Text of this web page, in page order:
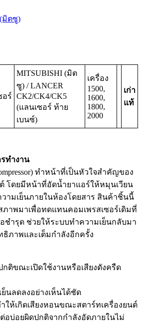
มิตซู)
อร์
MITSUBISHI (มิต
ซู) / LANCER
CK2/CK4/CK5
(แลนเซอร์ ท้าย
เบนซ์)
เครื่อง
1500,
1600,
1800,
2000
เก่า
แท้
ทำงาน
ทำหน้าที่เป็นหัวใจสำคัญของ
โดยมีหน้าที่อัดน้ำยาแอร์ให้หมุนเวียน
วามเย็นภายในห้องโดยสาร สินค้าชิ้นนี้
ภาพมาเพื่อทดแทนคอมเพรสเซอร์เดิมที่
ชำรุด ช่วยให้ระบบทำความเย็นกลับมา
ธิภาพและเต็มกำลังอีกครั้ง
กติขณะเปิดใช้งานหรือเสียงดังครืด
ย็นลดลงอย่างเห็นได้ชัด
ให้เกิดเสียงหอนขณะสตาร์ทเครื่องยนต์
อบ่อยผิดปกติจากกำลังอัดภายในไม่